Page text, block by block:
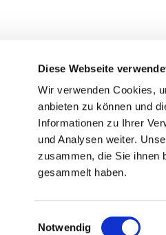
Diese Webseite
Wir verwenden Cookies,
anbieten zu können und
Informationen zu Ihrer
und Analysen weiter.
zusammen, die Sie ihnen
gesammelt haben.
Notwendig
St. Otto: Katholische Kirche